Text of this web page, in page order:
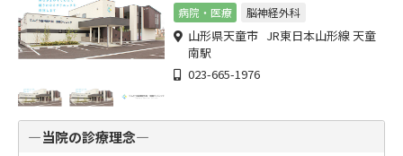
病院・医療 脳神経外科
山形県天童市 JR東日本山形線 天童
南駅
023-665-1976
―当院の診療理念―